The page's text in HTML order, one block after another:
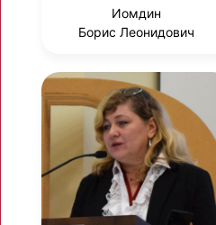
Иомдин
Борис Леонидович